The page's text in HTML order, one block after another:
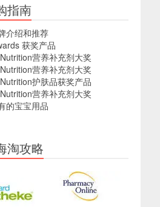
指南
介绍和推荐
获奖产品
营养补充剂大奖
营养补充剂大奖
护肤品获奖产品
营养补充剂大奖
的宝宝用品
淘攻略